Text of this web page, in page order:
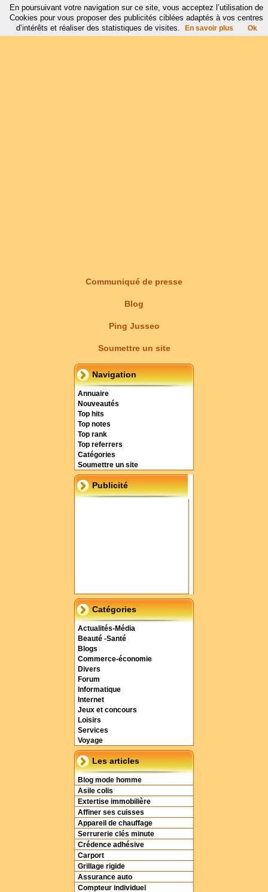
Communiqué de presse
Blog
Ping Jusseo
Soumettre un site
Navigation
Annuaire
Nouveautés
Top hits
Top notes
Top rank
Top referrers
Catégories
Soumettre un site
Publicité
Catégories
Actualités-Média
Beauté -Santé
Blogs
Commerce-économie
Divers
Forum
Informatique
Internet
Jeux et concours
Loisirs
Services
Voyage
Les articles
Blog mode homme
Asile colis
Extertise immobilière
Affiner ses cuisses
Appareil de chauffage
Serrurerie clés minute
Crédence adhésive
Carport
Grillage rigide
Assurance auto
Compteur individuel
En poursuivant votre navigation sur ce site, vous acceptez l’utilisation de
Cookies pour vous proposer des publicités ciblées adaptés à vos centres
d’intérêts et réaliser des statistiques de visites.
En savoir plus Ok